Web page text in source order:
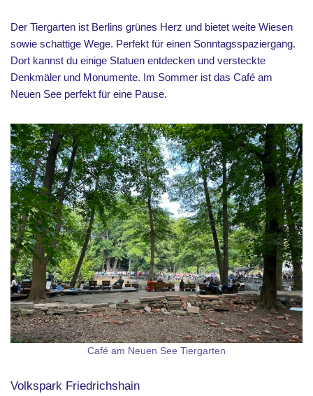
Der Tiergarten ist Berlins grünes Herz und bietet weite Wiesen
sowie schattige Wege. Perfekt für einen Sonntagsspaziergang.
Dort kannst du einige Statuen entdecken und versteckte
Denkmäler und Monumente. Im Sommer ist das Café am
Neuen See perfekt für eine Pause.
Café am Neuen See Tiergarten
Volkspark Friedrichshain